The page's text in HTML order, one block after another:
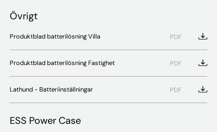
Övrigt
Produktblad batterilösning Villa PDF
Produktblad batterilösning Fastighet PDF
Lathund - Batteriinställningar PDF
ESS Power Case